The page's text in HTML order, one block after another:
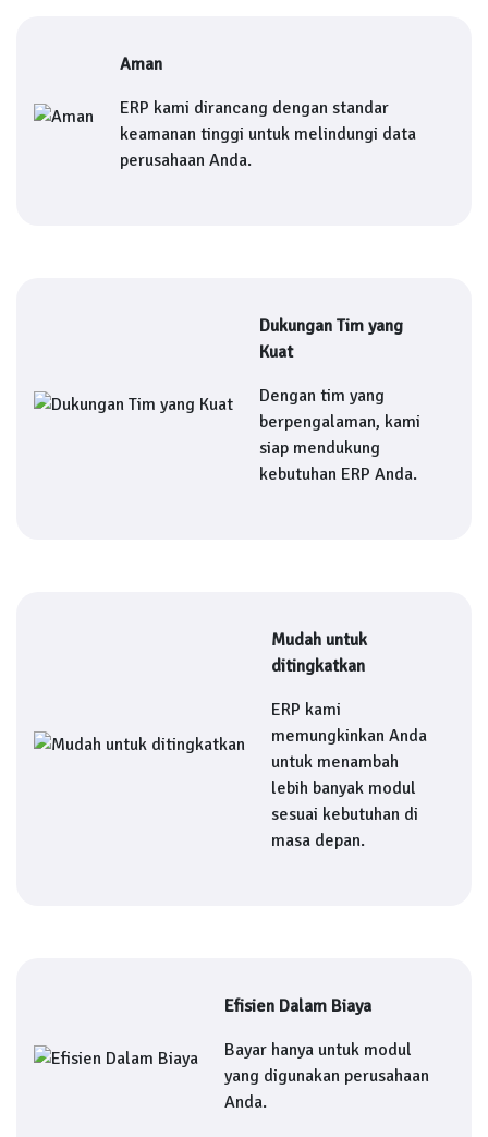
Aman
ERP kami dirancang dengan standar
keamanan tinggi untuk melindungi data
perusahaan Anda.
Dukungan Tim yang
Kuat
Dengan tim yang
berpengalaman, kami
siap mendukung
kebutuhan ERP Anda.
Mudah untuk
ditingkatkan
ERP kami
memungkinkan Anda
untuk menambah
lebih banyak modul
sesuai kebutuhan di
masa depan.
Efisien Dalam Biaya
Bayar hanya untuk modul
yang digunakan perusahaan
Anda.